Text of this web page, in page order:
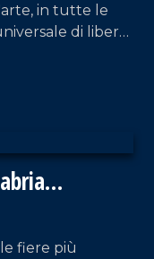
in tutte le
di libertà
fiere più